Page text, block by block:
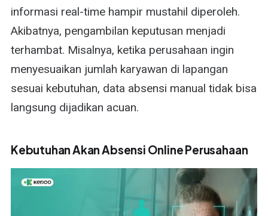
informasi real-time hampir mustahil diperoleh.
Akibatnya, pengambilan keputusan menjadi
terhambat. Misalnya, ketika perusahaan ingin
menyesuaikan jumlah karyawan di lapangan
sesuai kebutuhan, data absensi manual tidak bisa
langsung dijadikan acuan.
Kebutuhan Akan Absensi Online Perusahaan